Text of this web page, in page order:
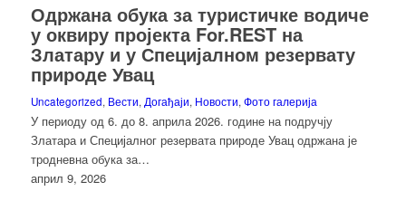
Одржана обука за туристичке водиче
у оквиру пројекта For.REST на
Златару и у Специјалном резервату
природе Увац
Uncategorized, Вести, Догађаји, Новости, Фото галерија
У периоду од 6. до 8. априла 2026. године на подручју
Златара и Специјалног резервата природе Увац одржана је
тродневна обука за…
април 9, 2026